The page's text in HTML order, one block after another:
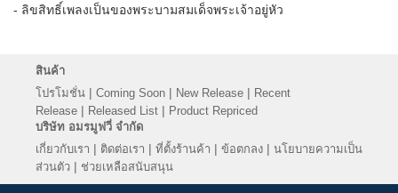
- ลิขสิทธิ์เพลงเป็นของพระบามสมเด็จพระเจ้าอยู่หัว
สินค้า
โปรโมชั่น | Coming Soon | New Release | Recent
Release | Released List | Product Repriced
บริษัท อมรมูฟวี่ จำกัด
เกี่ยวกับเรา | ติดต่อเรา | ที่ตั้งร้านค้า | ข้อตกลง | นโยบายความเป็น
ส่วนตัว | ช่วยเหลือสนับสนุน